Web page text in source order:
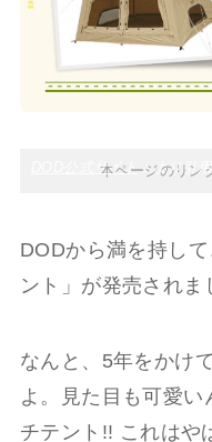
本ページのリン
DOD公式サイト：より引用
DODから満を持し
ント」が発売されま
なんと、5年をかけ
よ。見た目も可愛い
チテント!! これはや